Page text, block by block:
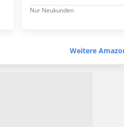
Nur Neukunden
Weitere